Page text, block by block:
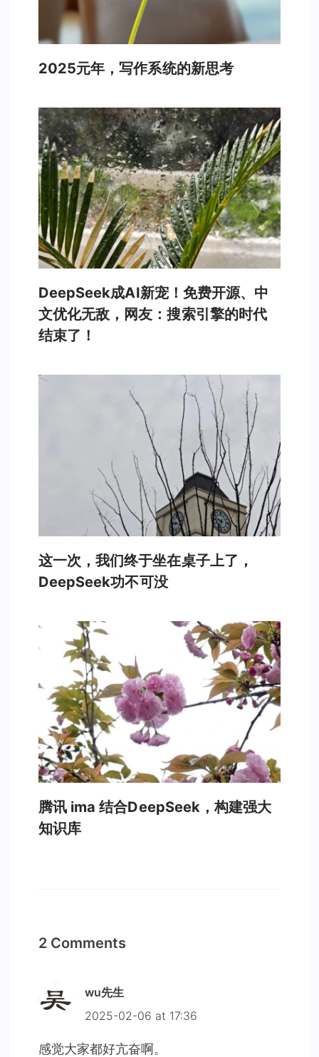
2025元年，写作系统的新思考
DeepSeek成AI新宠！免费开源、中
文优化无敌，网友：搜索引擎的时代
结束了！
这一次，我们终于坐在桌子上了，
DeepSeek功不可没
腾讯 ima 结合DeepSeek，构建强大
知识库
2 Comments
wu先生
2025-02-06 at 17:36
感觉大家都好亢奋啊。